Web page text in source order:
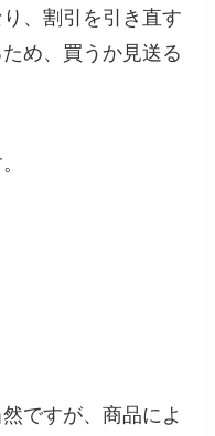
、割引を引き直す
め、買うか見送る
ですが、商品によ